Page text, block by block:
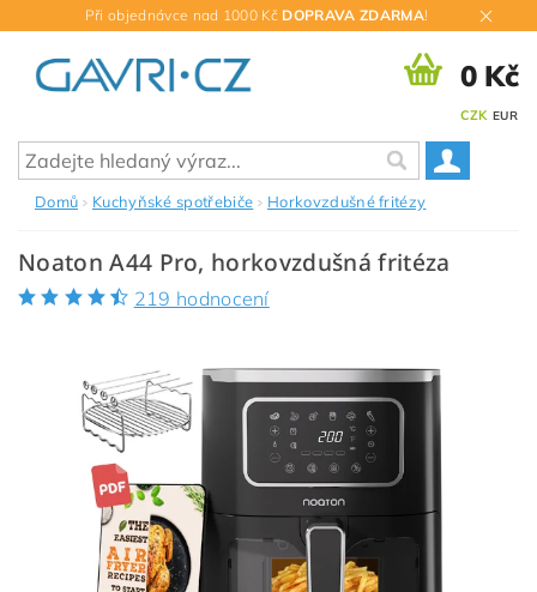
Při objednávce nad 1000 Kč DOPRAVA ZDARMA!
CZK EUR
0 Kč
Domů Kuchyňské spotřebiče Horkovzdušné fritézy
Noaton A44 Pro, horkovzdušná fritéza
219 hodnocení